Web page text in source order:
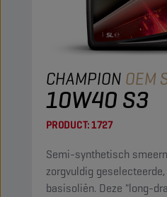
CHAMPION OEM
10W40 S3
PRODUCT:1727
Semi-synthetisch
zorgvuldig
basisoliën. Deze "long-